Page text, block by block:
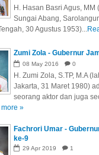
H. Hasan Basri Agus, MM
Sungai Abang,
30 Agustus 1953)...
Zumi Zola - Gubernur
08 May 2016 0
H. Zumi Zola, S.TP, M.A
Jakarta, 31 Maret 1980)
seorang aktor dan juga
»
Fachrori Umar -
ke-9
29 Apr 2019 1